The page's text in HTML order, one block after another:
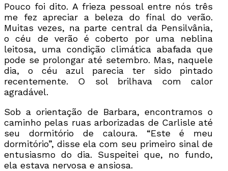
Pouco foi dito. A frieza pessoal entre nós três
me fez apreciar a beleza do final do verão.
Muitas vezes, na parte central da Pensilvânia,
o céu de verão é coberto por uma neblina
leitosa, uma condição climática abafada que
pode se prolongar até setembro. Mas, naquele
dia, o céu azul parecia ter sido pintado
recentemente. O sol brilhava com calor
agradável.
Sob a orientação de Barbara, encontramos o
caminho pelas ruas arborizadas de Carlisle até
seu dormitório de caloura. “Este é meu
dormitório”, disse ela com seu primeiro sinal de
entusiasmo do dia. Suspeitei que, no fundo,
ela estava nervosa e ansiosa.